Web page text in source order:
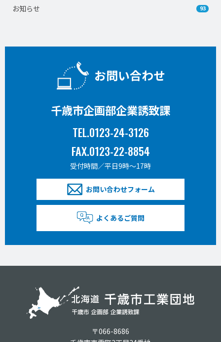
お知らせ 93
お問い合わせ
千歳市企画部企業誘致課
TEL.0123-24-3126
FAX.0123-22-8854
受付時間／平日9時〜17時
お問い合わせフォーム
よくあるご質問
〒066-8686